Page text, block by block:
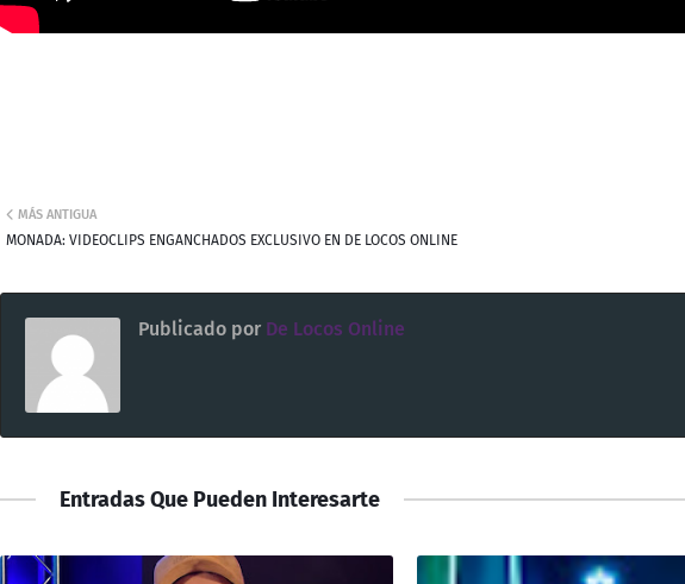
MÁS ANTIGUA
MONADA: VIDEOCLIPS ENGANCHADOS EXCLUSIVO EN DE LOCOS ONLINE
Publicado por De Locos Online
Entradas Que Pueden Interesarte